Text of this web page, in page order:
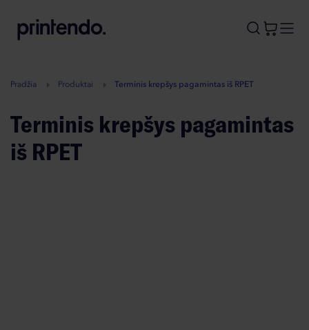
A
Pradžia Produktai Terminis krepšys pagamintas iš RPET
Terminis krepšys pagamintas
iš RPET